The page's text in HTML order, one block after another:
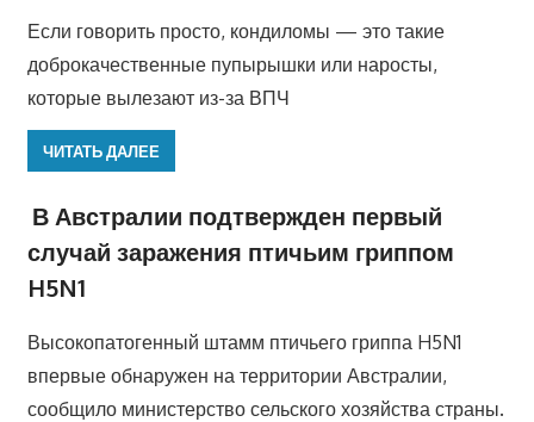
Если говорить просто, кондиломы — это такие
доброкачественные пупырышки или наросты,
которые вылезают из-за ВПЧ
ЧИТАТЬ ДАЛЕЕ
В Австралии подтвержден первый
случай заражения птичьим гриппом
H5N1
Высокопатогенный штамм птичьего гриппа H5N1
впервые обнаружен на территории Австралии,
сообщило министерство сельского хозяйства страны.